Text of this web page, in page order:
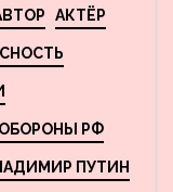
АКТЁР
РФ
ПУТИН